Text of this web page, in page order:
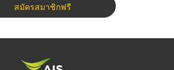
สมัครสมาชิกฟรี